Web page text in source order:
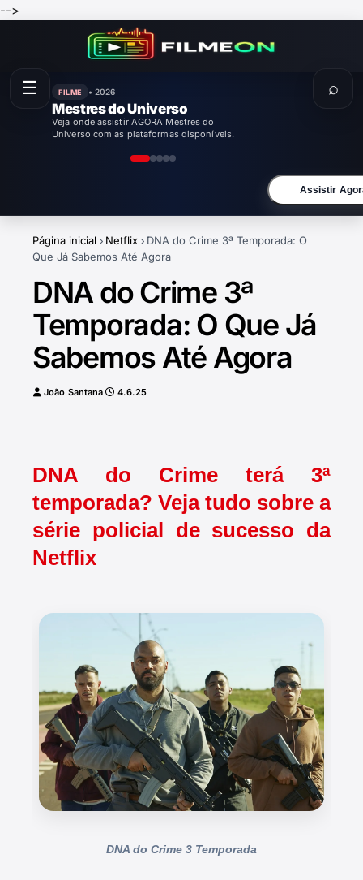
-->
FILME • 2026
Enola Holmes 3
Veja onde assistir AGORA Enola Holmes 3
com as plataformas disponíveis.
Assistir
Página inicial Netflix
DNA do Crime 3ª Temporada: O
Que Já Sabemos Até Agora
DNA do Crime 3ª
Temporada: O Que Já
Sabemos Até Agora
João Santana 4.6.25
DNA do Crime terá 3ª
temporada? Veja tudo sobre a
série policial de sucesso da
Netflix
DNA do Crime 3 Temporada
☰ ⌕